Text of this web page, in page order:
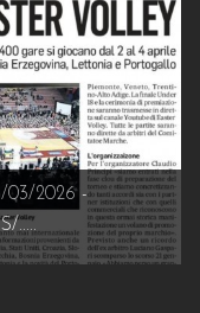
03/2026 -
.....